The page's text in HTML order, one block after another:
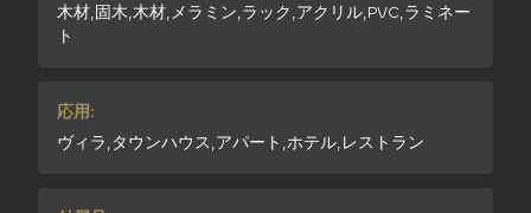
木材,固木,木材,メラミン,ラック,アクリル,PVC,ラミネー
ト
応用:
ヴィラ,タウンハウス,アパート,ホテル,レストラン